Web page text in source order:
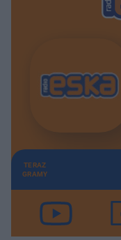
TERAZ
GRAMY